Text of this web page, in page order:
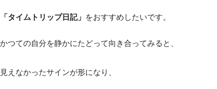
「タイムトリップ日記」 をおすすめしたいです。
かつての自分を静かにたどって向き合ってみると、
見えなかったサインが形になり、